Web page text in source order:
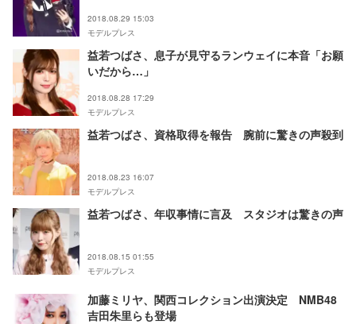
2018.08.29 15:03
モデルプレス
益若つばさ、息子が見守るランウェイに本音「お願
いだから…」
2018.08.28 17:29
モデルプレス
益若つばさ、資格取得を報告 腕前に驚きの声殺到
2018.08.23 16:07
モデルプレス
益若つばさ、年収事情に言及 スタジオは驚きの声
2018.08.15 01:55
モデルプレス
加藤ミリヤ、関西コレクション出演決定 NMB48
吉田朱里らも登場